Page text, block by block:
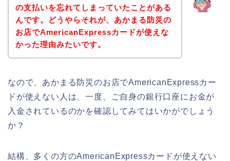
の支払いを忘れてしまっていたことがある
んです。どうやらそれが、あかまる防災の
お店でAmericanExpressカードが使えな
かった理由みたいです。
なので、あかまる防災のお店でAmericanExpressカー
ドが使えない人は、一度、ご自身の銀行口座にお金が
入金されているのかを確認してみてはいかがでしょう
か？
結構、多くの方のAmericanExpressカードが使えない